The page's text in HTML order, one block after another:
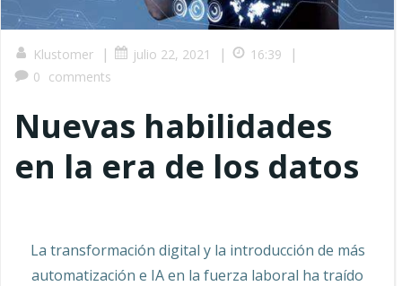
Klustomer | julio 22, 2021 | 16:39 |
0 comments
Nuevas habilidades
en la era de los datos
La transformación digital y la introducción de más
automatización e IA en la fuerza laboral ha traído